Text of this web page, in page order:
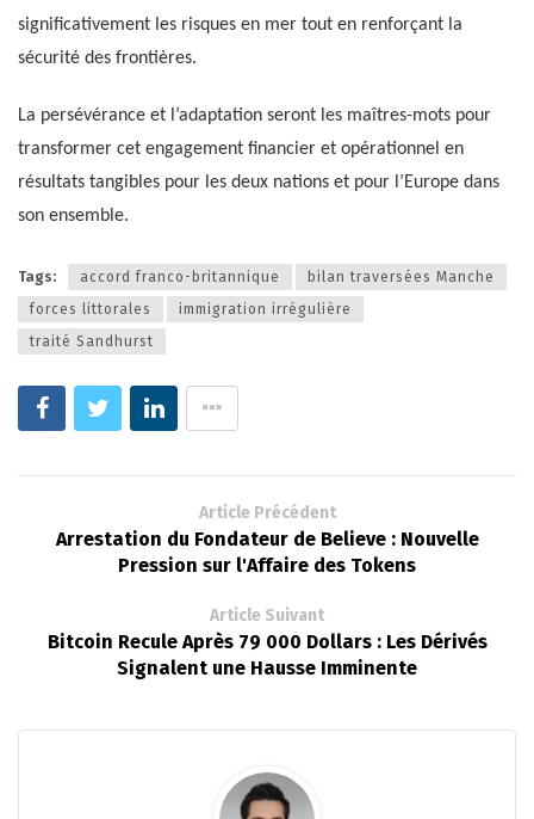
significativement les risques en mer tout en renforçant la
sécurité des frontières.
La persévérance et l’adaptation seront les maîtres-mots pour
transformer cet engagement financier et opérationnel en
résultats tangibles pour les deux nations et pour l’Europe dans
son ensemble.
Tags: accord franco-britannique
bilan traversées Manche
forces littorales
immigration irrégulière
traité Sandhurst
Article Précédent
Arrestation du Fondateur de Believe : Nouvelle
Pression sur l'Affaire des Tokens
Article Suivant
Bitcoin Recule Après 79 000 Dollars : Les Dérivés
Signalent une Hausse Imminente